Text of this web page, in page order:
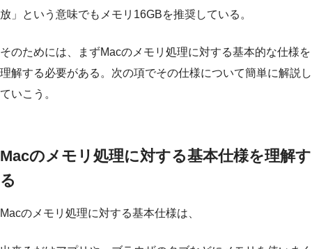
放」という意味でもメモリ16GBを推奨している。
そのためには、まずMacのメモリ処理に対する基本的な仕様を
理解する必要がある。次の項でその仕様について簡単に解説し
ていこう。
Macのメモリ処理に対する基本仕様を理解す
る
Macのメモリ処理に対する基本仕様は、